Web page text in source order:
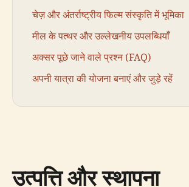
चेज़ और अंतर्राष्ट्रीय फिल्म संस्कृति में भूमिका
मील के पत्थर और उल्लेखनीय उपलब्धियाँ
अक्सर पूछे जाने वाले प्रश्न (FAQ)
अपनी यात्रा की योजना बनाएं और जुड़े रहें
उत्पत्ति और स्थापना